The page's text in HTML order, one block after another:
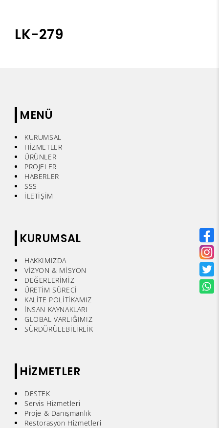
LK-279
MENÜ
KURUMSAL
HİZMETLER
ÜRÜNLER
PROJELER
HABERLER
SSS
İLETİŞİM
KURUMSAL
HAKKIMIZDA
VİZYON & MİSYON
DEĞERLERİMİZ
ÜRETİM SÜRECİ
KALİTE POLİTİKAMIZ
İNSAN KAYNAKLARI
GLOBAL VARLIĞIMIZ
SÜRDÜRÜLEBİLİRLİK
HİZMETLER
DESTEK
Servis Hizmetleri
Proje & Danışmanlık
Restorasyon Hizmetleri